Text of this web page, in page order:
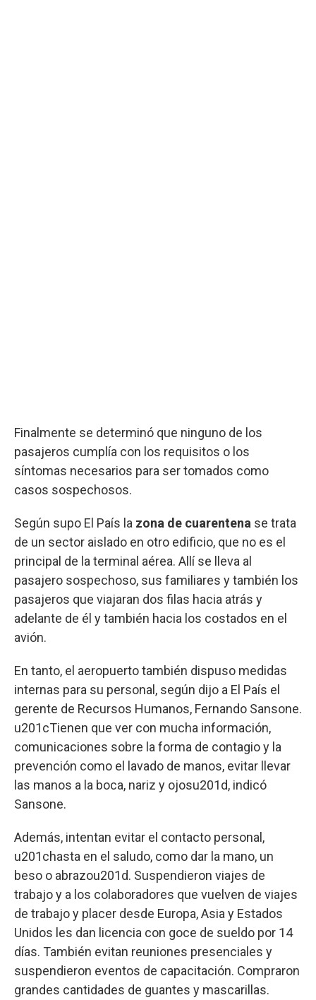
Finalmente se determinó que ninguno de los
pasajeros cumplía con los requisitos o los
síntomas necesarios para ser tomados como
casos sospechosos.
Según supo El País la zona de cuarentena se trata
de un sector aislado en otro edificio, que no es el
principal de la terminal aérea. Allí se lleva al
pasajero sospechoso, sus familiares y también los
pasajeros que viajaran dos filas hacia atrás y
adelante de él y también hacia los costados en el
avión.
En tanto, el aeropuerto también dispuso medidas
internas para su personal, según dijo a El País el
gerente de Recursos Humanos, Fernando Sansone.
u201cTienen que ver con mucha información,
comunicaciones sobre la forma de contagio y la
prevención como el lavado de manos, evitar llevar
las manos a la boca, nariz y ojosu201d, indicó
Sansone.
Además, intentan evitar el contacto personal,
u201chasta en el saludo, como dar la mano, un
beso o abrazou201d. Suspendieron viajes de
trabajo y a los colaboradores que vuelven de viajes
de trabajo y placer desde Europa, Asia y Estados
Unidos les dan licencia con goce de sueldo por 14
días. También evitan reuniones presenciales y
suspendieron eventos de capacitación. Compraron
grandes cantidades de guantes y mascarillas.